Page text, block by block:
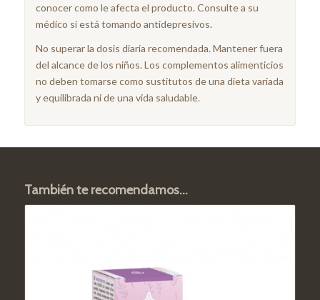
conocer como le afecta el producto. Consulte a su
médico si está tomando antidepresivos.
No superar la dosis diaria recomendada. Mantener fuera
del alcance de los niños. Los complementos alimenticios
no deben tomarse como sustitutos de una dieta variada
y equilibrada ni de una vida saludable.
También te recomendamos…